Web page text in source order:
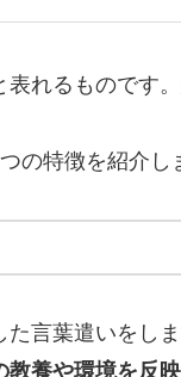
れるものです
の特徴を紹介
言葉遣いをし
養や環境を反映